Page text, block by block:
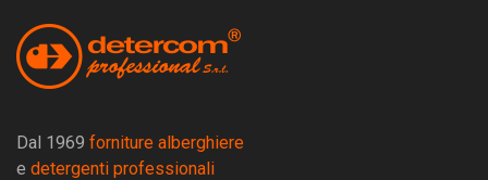
Dal 1969 forniture alberghiere
e detergenti professionali